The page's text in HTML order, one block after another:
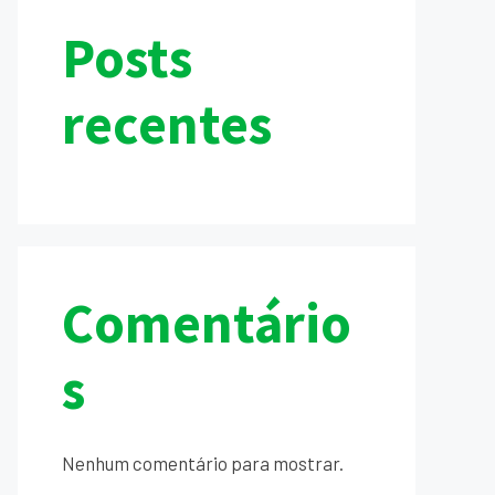
Posts
recentes
Comentário
s
Nenhum comentário para mostrar.